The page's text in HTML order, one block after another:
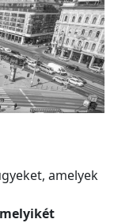
amelyek